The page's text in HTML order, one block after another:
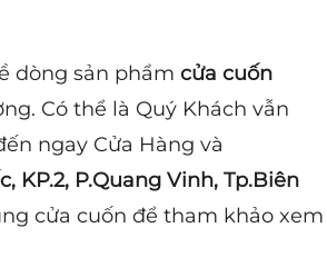
dòng sản phẩm cửa cuốn
Có thể là Quý Khách vẫn
ngay Cửa Hàng và
KP.2, P.Quang Vinh, Tp.Biên
cửa cuốn để tham khảo xem